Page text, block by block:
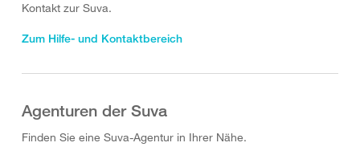
Kontakt zur Suva.
Zum Hilfe- und Kontaktbereich
Agenturen der Suva
Finden Sie eine Suva-Agentur in Ihrer Nähe.